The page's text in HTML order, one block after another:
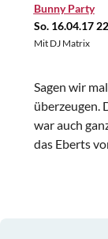
Bunny Party
So. 16.04.17
Mit DJ Matrix
Sagen wir
überzeugen.
war auch
das Eberts